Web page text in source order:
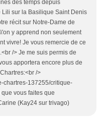
des temps depuis
Lili sur la Basilique Saint Denis
récit sur Notre-Dame de
y apprend non seulement
vivre! Je vous remercie de ce
/> Je me suis permis de
apportera encore plus de
/>
chartres-137255/critique-
vous faites que
(Kay24 sur trivago)